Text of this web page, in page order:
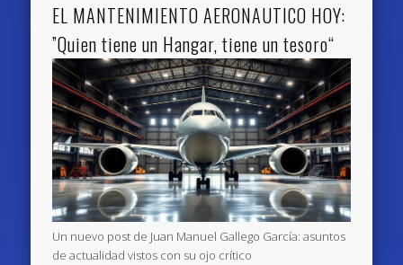
EL MANTENIMIENTO AERONAUTICO HOY:
”Quien tiene un Hangar, tiene un tesoro“
Un nuevo post de Juan Manuel Gallego García: asuntos
de actualidad vistos con su ojo crítico